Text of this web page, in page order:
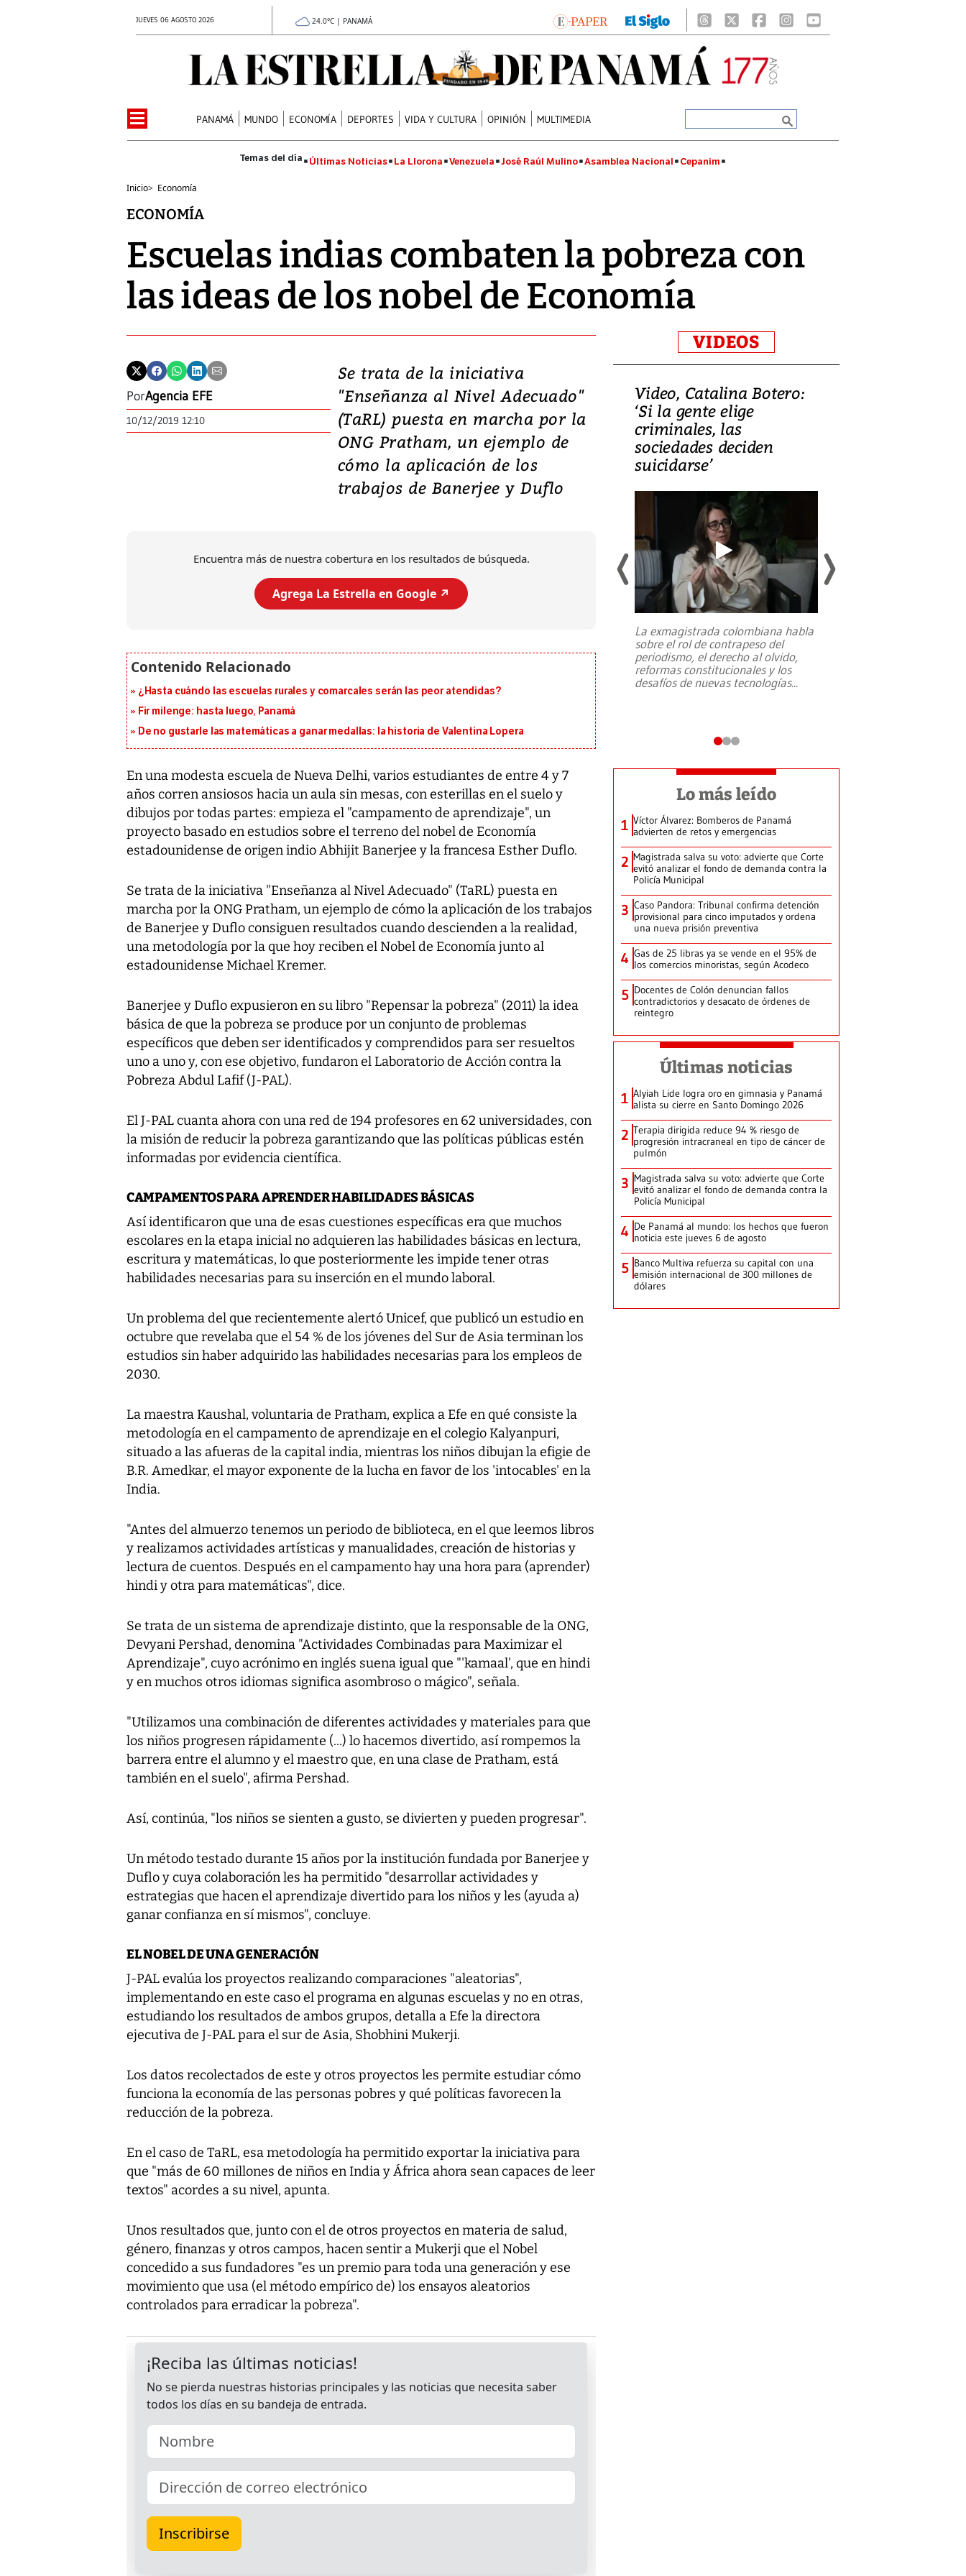
JUEVES 06 AGOSTO 2026 24.0°C | PANAMÁ
PANAMÁ MUNDO ECONOMÍA DEPORTES VIDA Y CULTURA OPINIÓN MULTIMEDIA
Últimas Noticias La Llorona Venezuela José Raúl Mulino Asamblea Nacional Cepanim
Inicio> Economía
ECONOMÍA
Escuelas indias combaten la pobreza con
las ideas de los nobel de Economía
PorAgencia EFE
10/12/2019 12:10
Se trata de la iniciativa
"Enseñanza al Nivel Adecuado"
(TaRL) puesta en marcha por la
ONG Pratham, un ejemplo de
cómo la aplicación de los
trabajos de Banerjee y Duflo
Encuentra más de nuestra cobertura en los resultados de búsqueda.
Agrega La Estrella en Google ↗️
¿Hasta cuándo las escuelas rurales y comarcales serán las peor atendidas?
Fir milenge: hasta luego, Panamá
De no gustarle las matemáticas a ganar medallas: la historia de Valentina Lopera
En una modesta escuela de Nueva Delhi, varios estudiantes de entre 4 y 7
años corren ansiosos hacia un aula sin mesas, con esterillas en el suelo y
dibujos por todas partes: empieza el "campamento de aprendizaje", un
proyecto basado en estudios sobre el terreno del nobel de Economía
estadounidense de origen indio Abhijit Banerjee y la francesa Esther Duflo.
Se trata de la iniciativa "Enseñanza al Nivel Adecuado" (TaRL) puesta en
marcha por la ONG Pratham, un ejemplo de cómo la aplicación de los trabajos
de Banerjee y Duflo consiguen resultados cuando descienden a la realidad,
una metodología por la que hoy reciben el Nobel de Economía junto al
estadounidense Michael Kremer.
Banerjee y Duflo expusieron en su libro "Repensar la pobreza" (2011) la idea
básica de que la pobreza se produce por un conjunto de problemas
específicos que deben ser identificados y comprendidos para ser resueltos
uno a uno y, con ese objetivo, fundaron el Laboratorio de Acción contra la
Pobreza Abdul Lafif (J-PAL).
El J-PAL cuanta ahora con una red de 194 profesores en 62 universidades, con
la misión de reducir la pobreza garantizando que las políticas públicas estén
informadas por evidencia científica.
CAMPAMENTOS PARA APRENDER HABILIDADES BÁSICAS
Así identificaron que una de esas cuestiones específicas era que muchos
escolares en la etapa inicial no adquieren las habilidades básicas en lectura,
escritura y matemáticas, lo que posteriormente les impide tener otras
habilidades necesarias para su inserción en el mundo laboral.
Un problema del que recientemente alertó Unicef, que publicó un estudio en
octubre que revelaba que el 54 % de los jóvenes del Sur de Asia terminan los
estudios sin haber adquirido las habilidades necesarias para los empleos de
2030.
La maestra Kaushal, voluntaria de Pratham, explica a Efe en qué consiste la
metodología en el campamento de aprendizaje en el colegio Kalyanpuri,
situado a las afueras de la capital india, mientras los niños dibujan la efigie de
B.R. Amedkar, el mayor exponente de la lucha en favor de los 'intocables' en la
India.
"Antes del almuerzo tenemos un periodo de biblioteca, en el que leemos libros
y realizamos actividades artísticas y manualidades, creación de historias y
lectura de cuentos. Después en el campamento hay una hora para (aprender)
hindi y otra para matemáticas", dice.
Se trata de un sistema de aprendizaje distinto, que la responsable de la ONG,
Devyani Pershad, denomina "Actividades Combinadas para Maximizar el
Aprendizaje", cuyo acrónimo en inglés suena igual que "'kamaal', que en hindi
y en muchos otros idiomas significa asombroso o mágico", señala.
"Utilizamos una combinación de diferentes actividades y materiales para que
los niños progresen rápidamente (...) lo hacemos divertido, así rompemos la
barrera entre el alumno y el maestro que, en una clase de Pratham, está
también en el suelo", afirma Pershad.
Así, continúa, "los niños se sienten a gusto, se divierten y pueden progresar".
Un método testado durante 15 años por la institución fundada por Banerjee y
Duflo y cuya colaboración les ha permitido "desarrollar actividades y
estrategias que hacen el aprendizaje divertido para los niños y les (ayuda a)
ganar confianza en sí mismos", concluye.
EL NOBEL DE UNA GENERACIÓN
J-PAL evalúa los proyectos realizando comparaciones "aleatorias",
implementando en este caso el programa en algunas escuelas y no en otras,
estudiando los resultados de ambos grupos, detalla a Efe la directora
ejecutiva de J-PAL para el sur de Asia, Shobhini Mukerji.
Los datos recolectados de este y otros proyectos les permite estudiar cómo
funciona la economía de las personas pobres y qué políticas favorecen la
reducción de la pobreza.
En el caso de TaRL, esa metodología ha permitido exportar la iniciativa para
que "más de 60 millones de niños en India y África ahora sean capaces de leer
textos" acordes a su nivel, apunta.
Unos resultados que, junto con el de otros proyectos en materia de salud,
género, finanzas y otros campos, hacen sentir a Mukerji que el Nobel
concedido a sus fundadores "es un premio para toda una generación y ese
movimiento que usa (el método empírico de) los ensayos aleatorios
controlados para erradicar la pobreza".
VIDEOS
Video, Japón: Terremoto
deja heridos y graves
daños en Kumamoto
Un fuerte terremoto de magnitud
7,1 se registró este martes 28 de
Video, Catalina Botero:
‘Si la gente elige
criminales, las
sociedades deciden
suicidarse’
La exmagistrada colombiana habla
sobre el rol de contrapeso del
periodismo, el derecho al olvido,
reformas constitucionales y los
desafíos de nuevas tecnologías...
Lo más leído
1 Víctor Álvarez: Bomberos de Panamá
advierten de retos y emergencias
2 Magistrada salva su voto: advierte que Corte
evitó analizar el fondo de demanda contra la
Policía Municipal
3 Caso Pandora: Tribunal confirma detención
provisional para cinco imputados y ordena
una nueva prisión preventiva
4 Gas de 25 libras ya se vende en el 95% de
los comercios minoristas, según Acodeco
5 Docentes de Colón denuncian fallos
contradictorios y desacato de órdenes de
reintegro
Últimas noticias
1 Alyiah Lide logra oro en gimnasia y Panamá
alista su cierre en Santo Domingo 2026
2 Terapia dirigida reduce 94 % riesgo de
progresión intracraneal en tipo de cáncer de
pulmón
3 Magistrada salva su voto: advierte que Corte
evitó analizar el fondo de demanda contra la
Policía Municipal
4 De Panamá al mundo: los hechos que fueron
noticia este jueves 6 de agosto
5 Banco Multiva refuerza su capital con una
emisión internacional de 300 millones de
dólares